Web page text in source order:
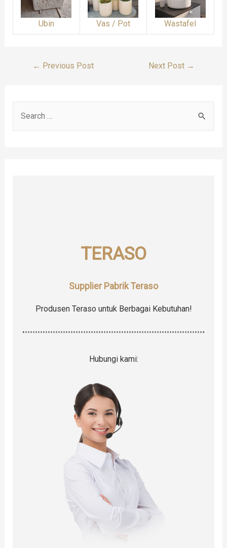
Ubin Vas / Pot Wastafel
Post
← Previous Post Next Post →
TERASO
Supplier Pabrik Teraso
Produsen Teraso untuk Berbagai Kebutuhan!
Hubungi kami: